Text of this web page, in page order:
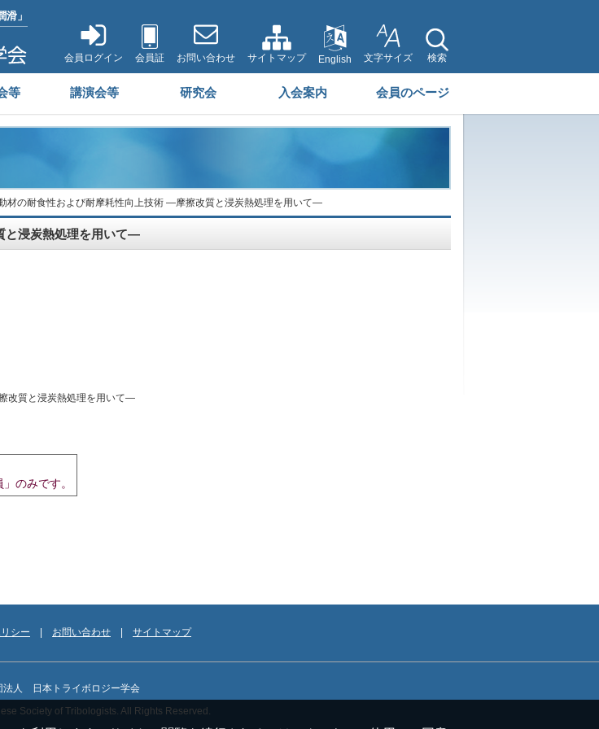
」
会員ログイン 会員証 お問い合わせ サイトマップ English 文字サイズ 検索
等 講演会等 研究会 入会案内 会員のページ
材の耐食性および耐摩耗性向上技術 ―摩擦改質と浸炭熱処理を用いて―
と浸炭熱処理を用いて―
改質と浸炭熱処理を用いて―
のみです。
シー お問い合わせ サイトマップ
法人 日本トライボロジー学会
Society of Tribologists. All Rights Reserved.